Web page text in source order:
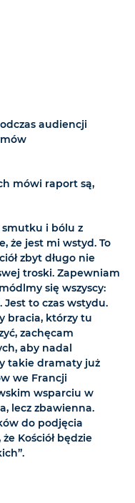
audiencji
mówi raport są,
i bólu z
że jest mi wstyd. To
zbyt długo nie
troski. Zapewniam
się wszyscy:
Jest to czas wstydu.
bracia, którzy tu
zachęcam
aby nadal
takie dramaty już
we Francji
wsparciu w
lecz zbawienna.
do podjęcia
Kościół będzie